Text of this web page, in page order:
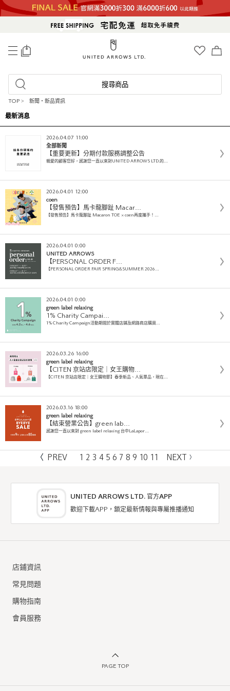
搜尋商品
TOP > 新聞・新品資訊
最新消息
2026.04.07 11:00
全部新聞
【重要更新】分期付款服務調整公告
親愛的顧客您好，感謝您一直以來對UNITED ARROWS LTD.的…
2026.04.01 12:00
coen
【發售預告】馬卡龍腳趾 Macar…
【發售預告】馬卡龍腳趾 Macaron TOE × coen再度攜手！…
2026.04.01 0:00
UNITED ARROWS
【PERSONAL ORDER F…
【PERSONAL ORDER FAIR SPRING&SUMMER 2026…
2026.04.01 0:00
green label relaxing
1% Charity Campai…
1% Charity Campaign活動期間於實體店鋪及網路商店購買…
2026.03.26 16:00
green label relaxing
【CITEN 京站店限定｜女王購物…
【CITEN 京站店限定｜女王購物節】春季新品、人氣單品，現在…
2026.03.16 18:00
green label relaxing
【結束營業公告】green lab…
感謝您一直以來對 green label relaxing 台中LaLapor…
PREV 1 2 3 4 5 6 7 8 9 10 11 NEXT
UNITED ARROWS LTD. 官方APP
歡迎下載APP，鎖定最新情報與專屬推播通知
店鋪資訊
常見問題
購物指南
會員服務
PAGE TOP